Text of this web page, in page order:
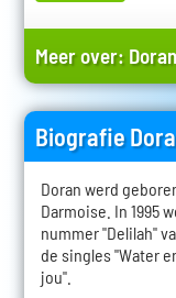
Meer over: Doran
Biografie
Doran werd
Darmoise. In 1995
nummer "Delilah"
de singles "Water
jou".